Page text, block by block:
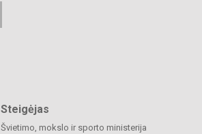
Steigėjas
Švietimo, mokslo ir sporto ministerija